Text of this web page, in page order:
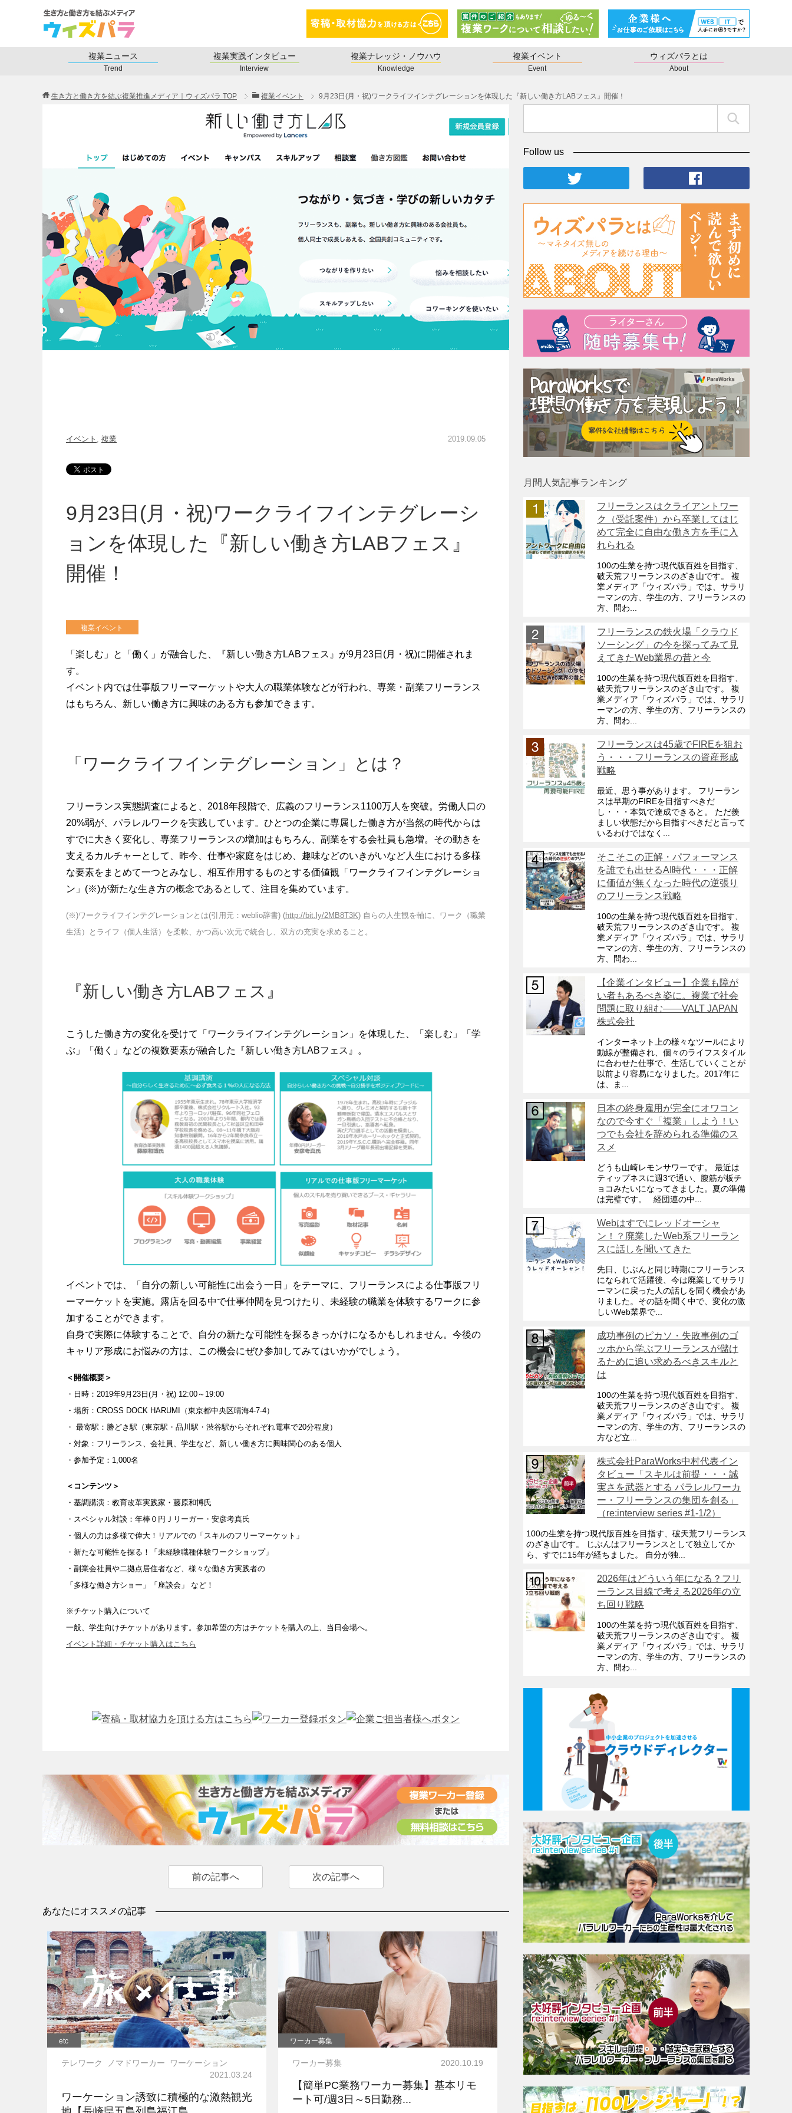
複業ニュース
Trend
複業実践インタビュー
Interview
複業ナレッジ・ノウハウ
Knowledge
複業イベント
Event
ウィズパラとは
About
生き方と働き方を結ぶ複業推進メディア｜ウィズパラ TOP 複業イベント 9月23日(月・祝)ワークライフインテグレーションを体現した『新しい働き方LABフェス』開催！
イベント , 複業 2019.09.05
9月23日(月・祝)ワークライフインテグレーシ
ョンを体現した『新しい働き方LABフェス』
開催！
複業イベント
「楽しむ」と「働く」が融合した、『新しい働き方LABフェス』が9月23日(月・祝)に開催されま
す。
イベント内では仕事版フリーマーケットや大人の職業体験などが行われ、専業・副業フリーランス
はもちろん、新しい働き方に興味のある方も参加できます。
「ワークライフインテグレーション」とは？
フリーランス実態調査によると、2018年段階で、広義のフリーランス1100万人を突破。労働人口の
20%弱が、パラレルワークを実践しています。ひとつの企業に専属した働き方が当然の時代からは
すでに大きく変化し、専業フリーランスの増加はもちろん、副業をする会社員も急増。その動きを
支えるカルチャーとして、昨今、仕事や家庭をはじめ、趣味などのいきがいなど人生における多様
な要素をまとめて一つとみなし、相互作用するものとする価値観「ワークライフインテグレーショ
ン」(※)が新たな生き方の概念であるとして、注目を集めています。
(※)ワークライフインテグレーションとは(引用元：weblio辞書) (http://bit.ly/2MB8T3K) 自らの人生観を軸に、ワーク（職業
生活）とライフ（個人生活）を柔軟、かつ高い次元で統合し、双方の充実を求めること。
『新しい働き方LABフェス』
こうした働き方の変化を受けて「ワークライフインテグレーション」を体現した、「楽しむ」「学
ぶ」「働く」などの複数要素が融合した『新しい働き方LABフェス』。
イベントでは、「自分の新しい可能性に出会う一日」をテーマに、フリーランスによる仕事版フリ
ーマーケットを実施。露店を回る中で仕事仲間を見つけたり、未経験の職業を体験するワークに参
加することができます。
自身で実際に体験することで、自分の新たな可能性を探るきっかけになるかもしれません。今後の
キャリア形成にお悩みの方は、この機会にぜひ参加してみてはいかがでしょう。
＜開催概要＞
・日時：2019年9月23日(月・祝) 12:00～19:00
・場所：CROSS DOCK HARUMI（東京都中央区晴海4-7-4）
・ 最寄駅：勝どき駅（東京駅・品川駅・渋谷駅からそれぞれ電車で20分程度）
・対象：フリーランス、会社員、学生など、新しい働き方に興味関心のある個人
・参加予定：1,000名
＜コンテンツ＞
・基調講演：教育改革実践家・藤原和博氏
・スペシャル対談：年棒０円Ｊリーガー・安彦考真氏
・個人の力は多様で偉大！リアルでの「スキルのフリーマーケット」
・新たな可能性を探る！「未経験職種体験ワークショップ」
・副業会社員や二拠点居住者など、様々な働き方実践者の
「多様な働き方ショー」「座談会」 など！
※チケット購入について
一般、学生向けチケットがあります。参加希望の方はチケットを購入の上、当日会場へ。
イベント詳細・チケット購入はこちら
前の記事へ 次の記事へ
あなたにオススメの記事
etc
テレワーク ノマドワーカー
ワーケーション
2021.03.24
ワーケーション誘致に積極的な激熱観光
ワーカー募集
ワーカー募集 2020.10.19
【簡単PC業務ワーカー募集】基本リモ
ート可/週3日～5日勤務...
Follow us
月間人気記事ランキング
フリーランスはクライアントワー
ク（受託案件）から卒業してはじ
めて完全に自由な働き方を手に入
れられる
100の生業を持つ現代版百姓を目指す、
破天荒フリーランスのざき山です。 複
業メディア「ウィズパラ」では、サラリ
ーマンの方、学生の方、フリーランスの
方、問わ...
フリーランスの鉄火場「クラウド
ソーシング」の今を探ってみて見
えてきたWeb業界の昔と今
100の生業を持つ現代版百姓を目指す、
破天荒フリーランスのざき山です。 複
業メディア「ウィズパラ」では、サラリ
ーマンの方、学生の方、フリーランスの
方、問わ...
フリーランスは45歳でFIREを狙お
う・・・フリーランスの資産形成
戦略
最近、思う事があります。 フリーラン
スは早期のFIREを目指すべきだ
し・・・本気で達成できると。 ただ羨
ましい状態だから目指すべきだと言って
いるわけではなく...
そこそこの正解・パフォーマンス
を誰でも出せるAI時代・・・正解
に価値が無くなった時代の逆張り
のフリーランス戦略
100の生業を持つ現代版百姓を目指す、
破天荒フリーランスのざき山です。 複
業メディア「ウィズパラ」では、サラリ
ーマンの方、学生の方、フリーランスの
方、問わ...
【企業インタビュー】企業も障が
い者もあるべき姿に。複業で社会
問題に取り組む——VALT JAPAN
株式会社
インターネット上の様々なツールにより
動線が整備され、個々のライフスタイル
に合わせた仕事で、生活していくことが
以前より容易になりました。2017年に
は、ま...
日本の終身雇用が完全にオワコン
なので今すぐ「複業」しよう！い
つでも会社を辞められる準備のス
スメ
どうも山崎レモンサワーです。 最近は
ティップネスに週3で通い、腹筋が板チ
ョコみたいになってきました。夏の準備
は完璧です。 経団連の中...
Webはすでにレッドオーシャ
ン！？廃業したWeb系フリーラン
スに話しを聞いてきた
先日、じぶんと同じ時期にフリーランス
になられて活躍後、今は廃業してサラリ
ーマンに戻った人の話しを聞く機会があ
りました。その話を聞く中で、変化の激
しいWeb業界で...
成功事例のピカソ・失敗事例のゴ
ッホから学ぶフリーランスが儲け
るために追い求めるべきスキルと
は
100の生業を持つ現代版百姓を目指す、
破天荒フリーランスのざき山です。 複
業メディア「ウィズパラ」では、サラリ
ーマンの方、学生の方、フリーランスの
方など立...
株式会社ParaWorks中村代表イン
タビュー「スキルは前提・・・誠
実さを武器とする パラレルワーカ
ー・フリーランスの集団を創る」
（re:interview series #1-1/2）
100の生業を持つ現代版百姓を目指す、破天荒フリーランス
のざき山です。 じぶんはフリーランスとして独立してか
ら、すでに15年が経ちました。 自分が独...
2026年はどういう年になる？フリ
ーランス目線で考える2026年の立
ち回り戦略
100の生業を持つ現代版百姓を目指す、
破天荒フリーランスのざき山です。 複
業メディア「ウィズパラ」では、サラリ
ーマンの方、学生の方、フリーランスの
方、問わ...